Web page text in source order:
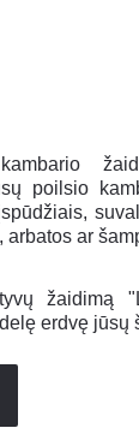
poilsio
arbatos ar
žaidimą
erdvę jūsų